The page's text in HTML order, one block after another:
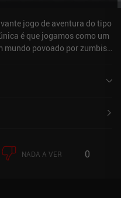
jogo de aventura do tipo
é que jogamos como um
mundo povoado por zumbis -
de cérebros
com suspeitos e
evidências conversando
Em seguida, podemos
NADA A VER 0